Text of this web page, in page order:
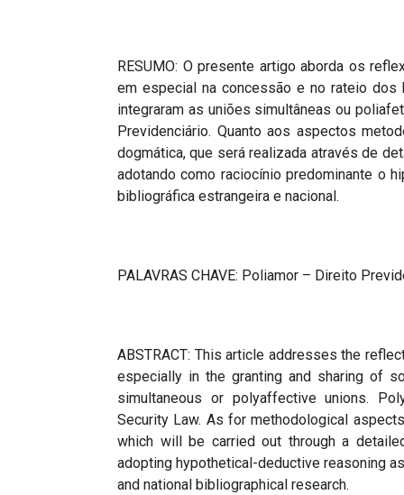
RESUMO: O presente artigo aborda os
em especial na concessão e no rateio
integraram as uniões simultâneas ou
Previdenciário. Quanto aos aspectos
dogmática, que será realizada através de
adotando como raciocínio predominante o
bibliográfica estrangeira e nacional.
PALAVRAS CHAVE: Poliamor – Direito
ABSTRACT: This article addresses the
especially in the granting and sharing of
simultaneous or polyaffective unions.
Security Law. As for methodological
which will be carried out through a
adopting hypothetical-deductive reasoning
and national bibliographical research.